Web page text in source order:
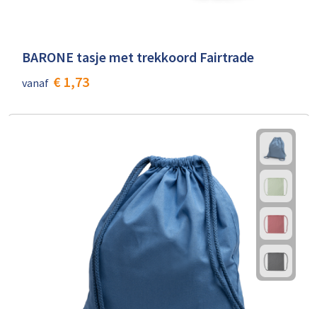
BARONE tasje met trekkoord Fairtrade
vanaf € 1,73